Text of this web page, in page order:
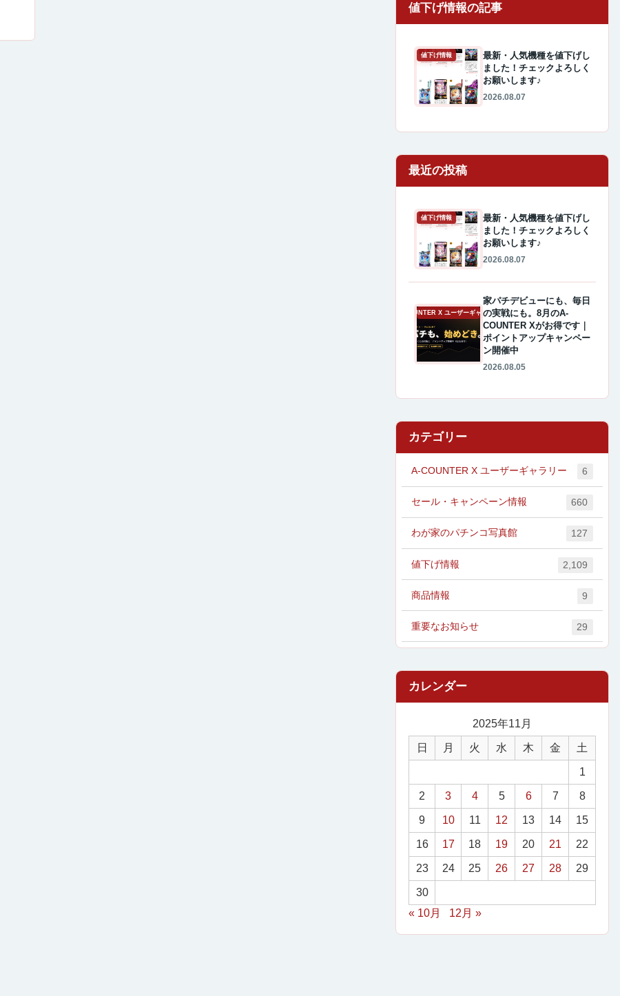
値下げ情報
最新・人気機種を値下げし
ました！チェックよろしく
お願いします♪
2026.08.07
最近の投稿
値下げ情報
最新・人気機種を値下げし
ました！チェックよろしく
お願いします♪
2026.08.07
A-COUNTER X ユーザーギャラリー
家パチデビューにも、毎日
の実戦にも。8月のA-
COUNTER Xがお得です｜
ポイントアップキャンペー
ン開催中
2026.08.05
カテゴリー
A-COUNTER X ユーザーギャラリー 6
セール・キャンペーン情報 660
わが家のパチンコ写真館 127
値下げ情報 2,109
商品情報 9
重要なお知らせ 29
2025年11月
日 月 火 水 木 金 土
1
2 3 4 5 6 7 8
9 10 11 12 13 14 15
16 17 18 19 20 21 22
23 24 25 26 27 28 29
30
« 10月
12月 »